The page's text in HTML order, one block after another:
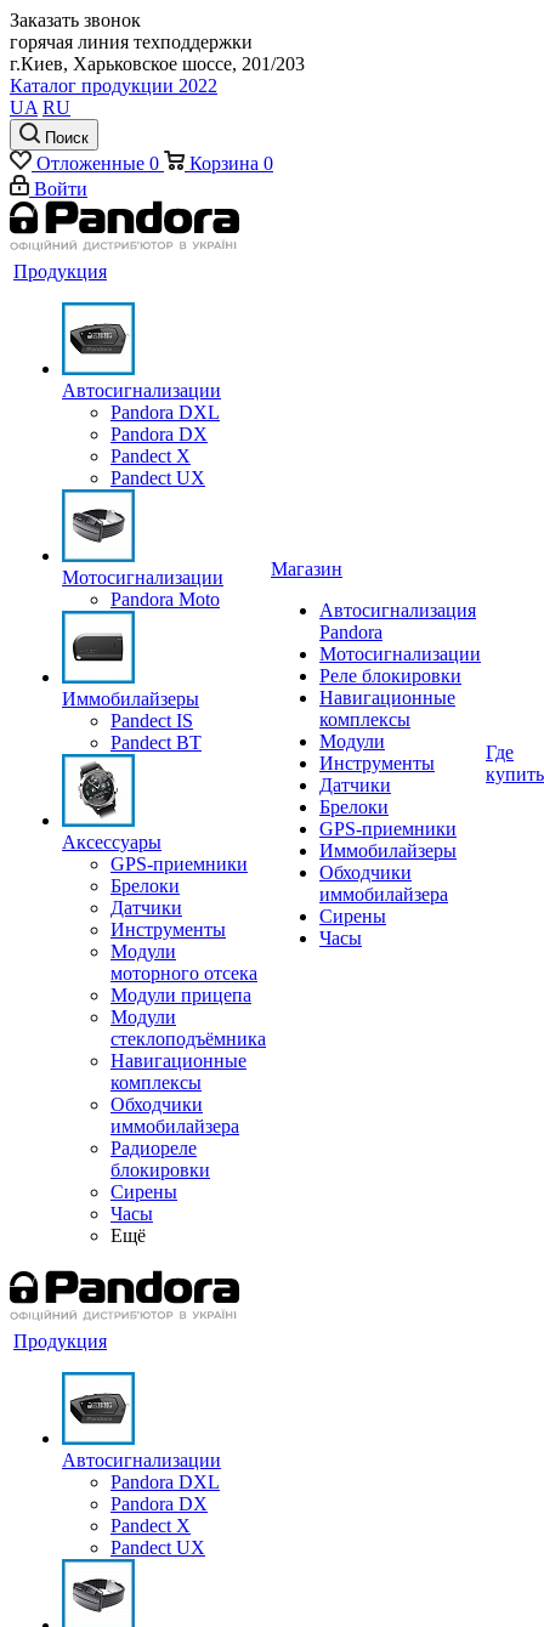
Заказать звонок
горячая линия техподдержки
г.Киев, Харьковское шоссе, 201/203
Каталог продукции 2022
UA RU
Поиск
Отложенные 0 Корзина 0
Войти
Продукция
Автосигнализации
Pandora DXL
Pandora DX
Pandect X
Pandect UX
Мотосигнализации
Pandora Moto
Иммобилайзеры
Pandect IS
Pandect BT
Аксессуары
GPS-приемники
Брелоки
Датчики
Инструменты
Модули
моторного отсека
Модули прицепа
Модули
стеклоподъёмника
Навигационные
комплексы
Обходчики
иммобилайзера
Радиореле
блокировки
Сирены
Часы
Ещё
Магазин
Автосигнализация
Pandora
Мотосигнализации
Реле блокировки
Навигационные
комплексы
Модули
Инструменты
Датчики
Брелоки
GPS-приемники
Иммобилайзеры
Обходчики
иммобилайзера
Сирены
Часы
Где
купить
Продукция
Автосигнализации
Pandora DXL
Pandora DX
Pandect X
Pandect UX